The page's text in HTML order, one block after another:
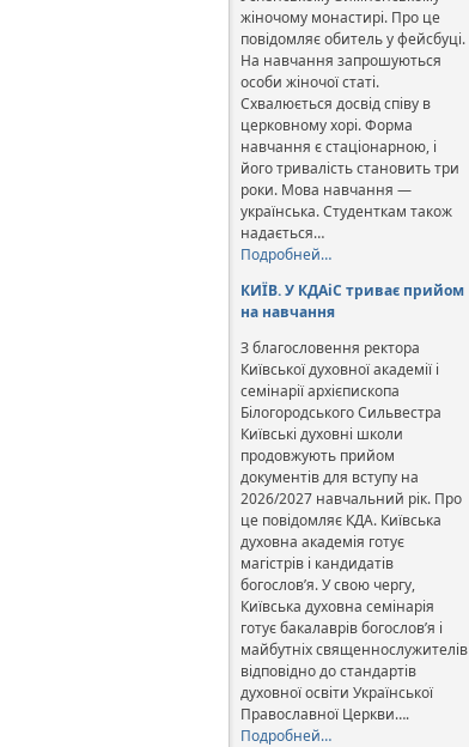
жіночому монастирі. Про це
повідомляє обитель у фейсбуці.
На навчання запрошуються
особи жіночої статі.
Схвалюється досвід співу в
церковному хорі. Форма
навчання є стаціонарною, і
його тривалість становить три
роки. Мова навчання —
українська. Студенткам також
надається…
Подробней…
КИЇВ. У КДАіС триває прийом
на навчання
З благословення ректора
Київської духовної академії і
семінарії архієпископа
Білогородського Сильвестра
Київські духовні школи
продовжують прийом
документів для вступу на
2026/2027 навчальний рік. Про
це повідомляє КДА. Київська
духовна академія готує
магістрів і кандидатів
богослов’я. У свою чергу,
Київська духовна семінарія
готує бакалаврів богослов’я і
майбутніх священнослужителів
відповідно до стандартів
духовної освіти Української
Православної Церкви….
Подробней…